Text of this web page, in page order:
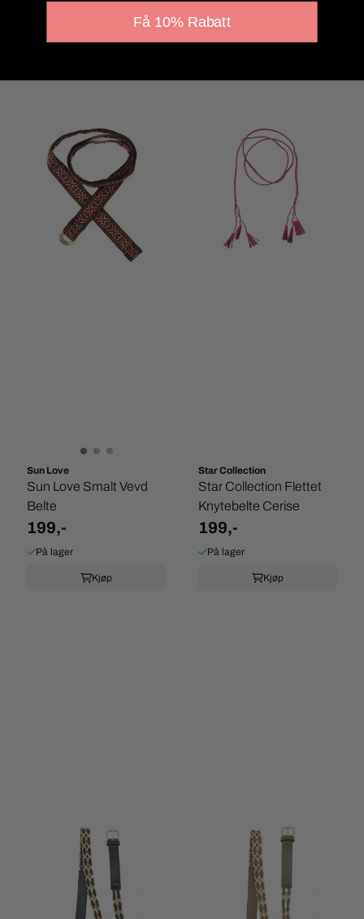
Sun Love
Sun Love Smalt Vevd
Belte
199,-
På lager
Kjøp
Star Collection
Star Collection Flettet
Knytebelte Cerise
199,-
På lager
Kjøp
Få 10% Rabatt